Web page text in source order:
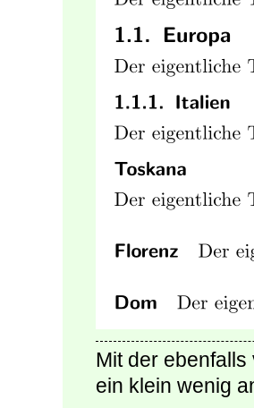
Mit der ebenfalls
ein klein wenig